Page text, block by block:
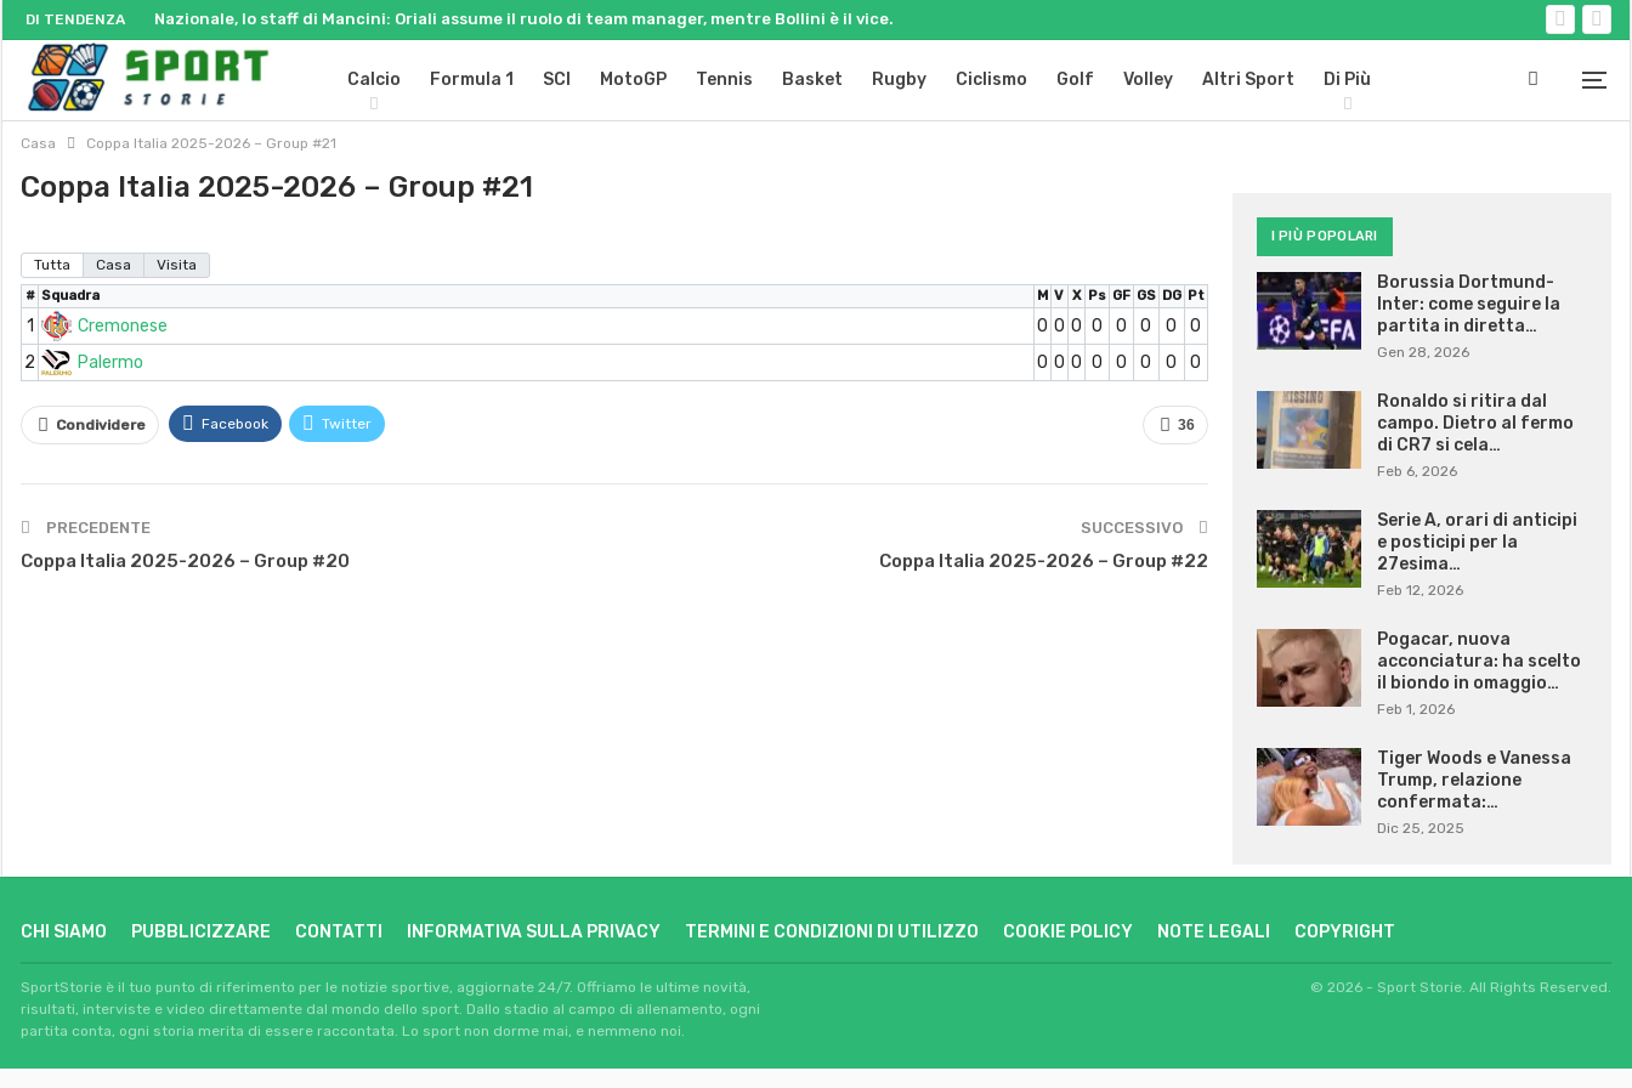
DI TENDENZA Nazionale, lo staff di Mancini: Oriali assume il ruolo di team manager, mentre Bollini è il vice.
Calcio Formula 1 SCI MotoGP Tennis Basket Rugby Ciclismo Golf Volley Altri Sport Di Più
Casa Coppa Italia 2025-2026 – Group #21
Coppa Italia 2025-2026 – Group #21
Tutta Casa Visita
# Squadra M V X Ps GF GS DG Pt
1 Cremonese 0 0 0 0 0 0 0
0
2
Palermo 0 0 0 0 0 0 0 0
36
Condividere Facebook Twitter
PRECEDENTE
Coppa Italia 2025-2026 – Group #20
SUCCESSIVO
Coppa Italia 2025-2026 – Group #22
I PIÙ POPOLARI
Borussia Dortmund-
Inter: come seguire la
partita in diretta…
Gen 28, 2026
Ronaldo si ritira dal
campo. Dietro al fermo
di CR7 si cela…
Feb 6, 2026
Serie A, orari di anticipi
e posticipi per la
27esima…
Feb 12, 2026
Pogacar, nuova
acconciatura: ha scelto
il biondo in omaggio…
Feb 1, 2026
Tiger Woods e Vanessa
Trump, relazione
confermata:…
Dic 25, 2025
CHI SIAMO PUBBLICIZZARE CONTATTI INFORMATIVA SULLA PRIVACY TERMINI E CONDIZIONI DI UTILIZZO COOKIE POLICY NOTE LEGALI COPYRIGHT
SportStorie è il tuo punto di riferimento per le notizie sportive, aggiornate 24/7. Offriamo le ultime novità,
risultati, interviste e video direttamente dal mondo dello sport. Dallo stadio al campo di allenamento, ogni
partita conta, ogni storia merita di essere raccontata. Lo sport non dorme mai, e nemmeno noi.
© 2026 - Sport Storie. All Rights Reserved.